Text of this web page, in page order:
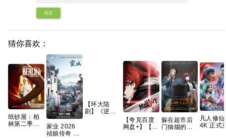
提交
猜你喜欢：
纸钞屋：柏
林第二季
家业 2026
祯娘传奇 古
【环大陆
剧】《逆爱/
【夸克百度
网盘+】【重
躲在超市后
门抽烟的两
凡人修仙
4K 正式开播